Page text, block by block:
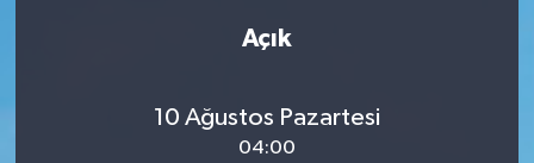
Açık
10 Ağustos Pazartesi
04:00